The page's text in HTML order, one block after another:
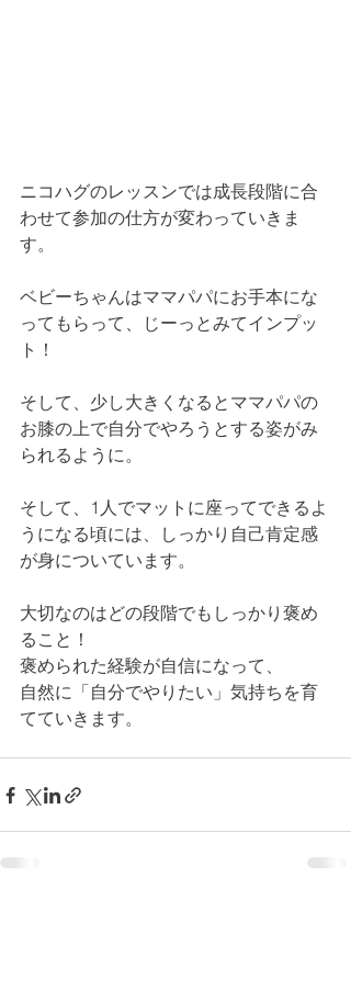
ニコハグのレッスンでは成長段階に合
わせて参加の仕方が変わっていきま
す。
ベビーちゃんはママパパにお手本にな
ってもらって、じーっとみてインプッ
ト！
そして、少し大きくなるとママパパの
お膝の上で自分でやろうとする姿がみ
られるように。
そして、1人でマットに座ってできるよ
うになる頃には、しっかり自己肯定感
が身についています。
大切なのはどの段階でもしっかり褒め
ること！
褒められた経験が自信になって、
自然に「自分でやりたい」気持ちを育
てていきます。